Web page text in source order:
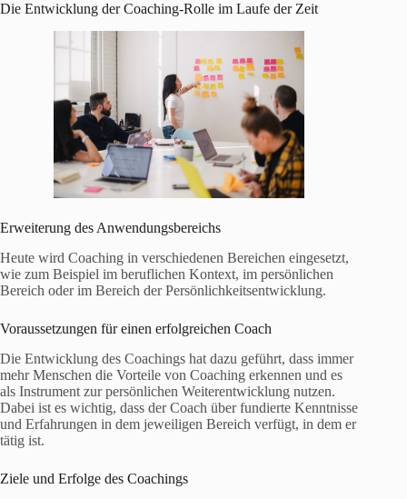
Die Entwicklung der Coaching-Rolle im Laufe der Zeit
Erweiterung des Anwendungsbereichs
Heute wird Coaching in verschiedenen Bereichen eingesetzt,
wie zum Beispiel im beruflichen Kontext, im persönlichen
Bereich oder im Bereich der Persönlichkeitsentwicklung.
Voraussetzungen für einen erfolgreichen Coach
Die Entwicklung des Coachings hat dazu geführt, dass immer
mehr Menschen die Vorteile von Coaching erkennen und es
als Instrument zur persönlichen Weiterentwicklung nutzen.
Dabei ist es wichtig, dass der Coach über fundierte Kenntnisse
und Erfahrungen in dem jeweiligen Bereich verfügt, in dem er
tätig ist.
Ziele und Erfolge des Coachings